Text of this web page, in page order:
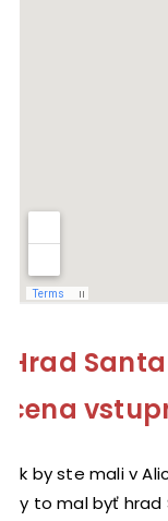
Hrad
cena
Ak by ste mali v
by to mal byť